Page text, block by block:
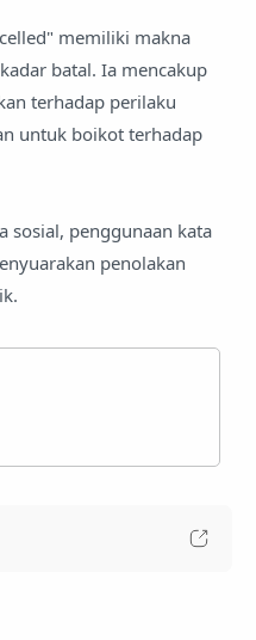
memiliki makna
batal. Ia mencakup
terhadap perilaku
untuk boikot terhadap
sosial, penggunaan kata
penolakan